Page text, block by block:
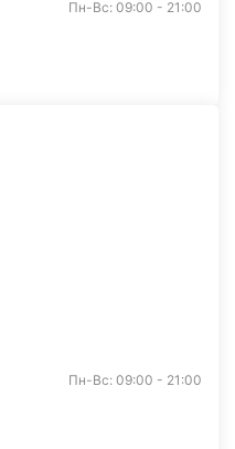
Пн-Вс: 09:00 - 21:00
Пн-Вс: 09:00 - 21:00